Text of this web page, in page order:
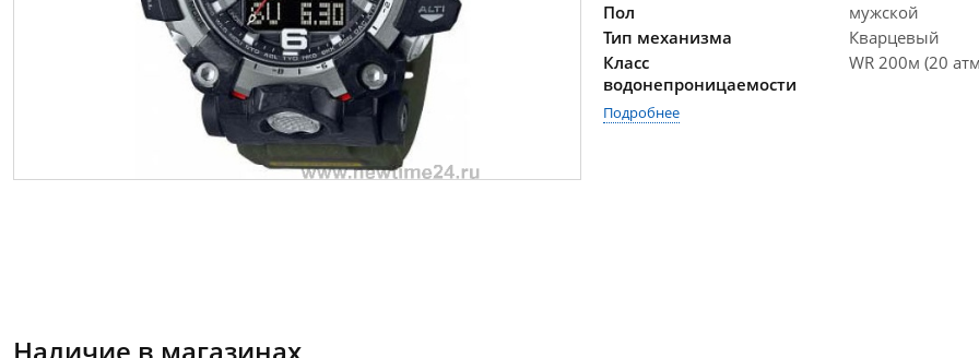
Пол
мужской
Тип механизма
Кварцевый
Класс
водонепроницаемости
WR 200м (20
Подробнее